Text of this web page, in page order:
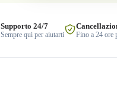
Supporto 24/7
Sempre qui per aiutarti Fino a 24 ore